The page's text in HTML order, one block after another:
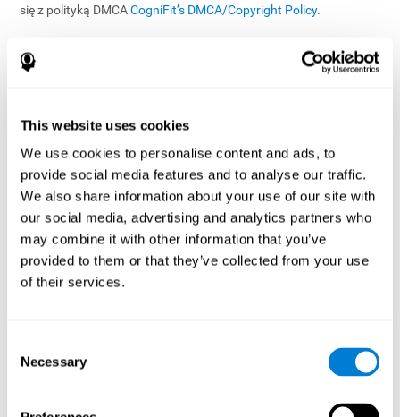
This website uses cookies
We use cookies to personalise content and ads, to
provide social media features and to analyse our traffic.
We also share information about your use of our site with
our social media, advertising and analytics partners who
may combine it with other information that you’ve
provided to them or that they’ve collected from your use
of their services.
Selection
Necessary
się z polityką DMCACogniFit’s DMCA/Copyright Policy.
12. Warunki dla płatnych usług
płatnych usług („Warunki płatnych usług”) dotyczą zakupu i
automatycznego odnawiania usług subskrypcyjnych, takich jak
cyfrowe programy treningowe mózgu i jednorazowe zakupy,
takie jak nasze cyfrowe testy poznawcze i inne wirtualne
przedmioty takie jak neurony (łącznie „Płatne usługi”). Kupując
lub korzystając z płatnej usługi, zgadzasz się na przestrzeganie
warunków świadczenia usług CogniFit, które obejmują te
warunki płatnej usługi i zawierają obowiązkowe postanowienie
dotyczące arbitrażu oraz wszelkie odrębne warunki
12.1 Płatne usługi